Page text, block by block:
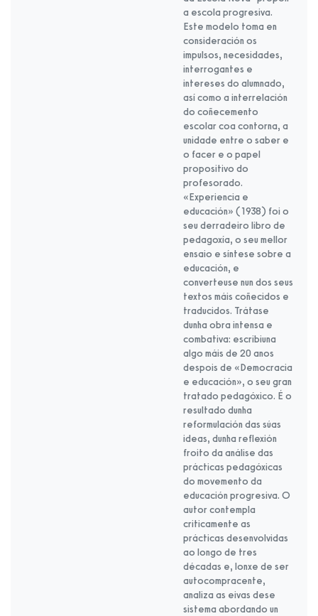
a escola progresiva.
Este modelo toma en
consideración os
impulsos, necesidades,
interrogantes e
intereses do alumnado,
así como a interrelación
do coñecemento
escolar coa contorna, a
unidade entre o saber e
o facer e o papel
propositivo do
profesorado.
«Experiencia e
educación» (1938) foi o
seu derradeiro libro de
pedagoxía, o seu mellor
ensaio e síntese sobre a
educación, e
converteuse nun dos seus
textos máis coñecidos e
traducidos. Trátase
dunha obra intensa e
combativa: escribiuna
algo máis de 20 anos
despois de «Democracia
e educación», o seu gran
tratado pedagóxico. É o
resultado dunha
reformulación das súas
ideas, dunha reflexión
froito da análise das
prácticas pedagóxicas
do movemento da
educación progresiva. O
autor contempla
criticamente as
prácticas desenvolvidas
ao longo de tres
décadas e, lonxe de ser
autocompracente,
analiza as eivas dese
sistema abordando un